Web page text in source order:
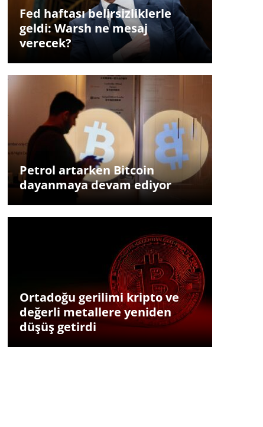
Fed haftası belirsizliklerle
geldi: Warsh ne mesaj
verecek?
Petrol artarken Bitcoin
dayanmaya devam ediyor
Ortadoğu gerilimi kripto ve
değerli metallere yeniden
düşüş getirdi